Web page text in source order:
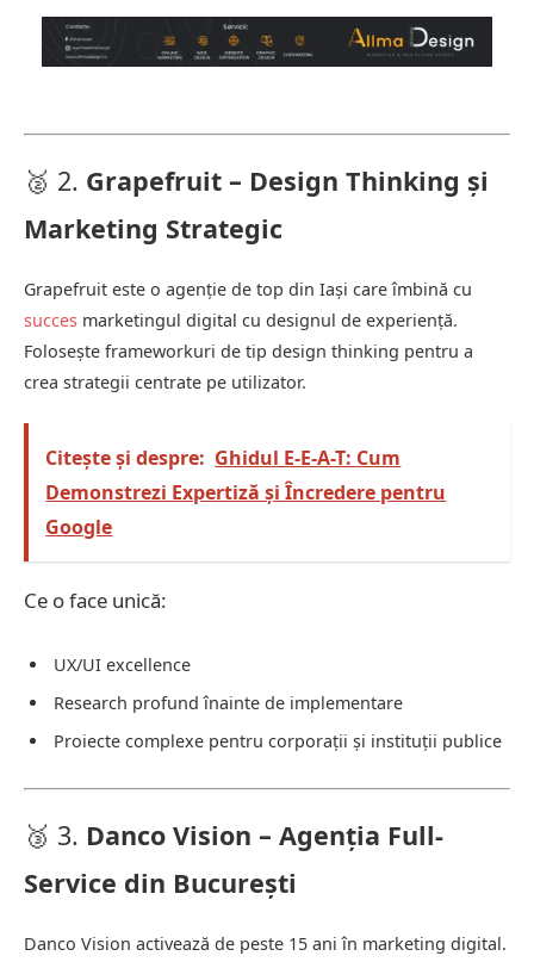
🥈 2. Grapefruit – Design Thinking și
Marketing Strategic
Grapefruit este o agenție de top din Iași care îmbină cu
succes marketingul digital cu designul de experiență.
Folosește frameworkuri de tip design thinking pentru a
crea strategii centrate pe utilizator.
Citește și despre: Ghidul E-E-A-T: Cum
Demonstrezi Expertiză și Încredere pentru
Google
Ce o face unică:
UX/UI excellence
Research profund înainte de implementare
Proiecte complexe pentru corporații și instituții publice
🥉 3. Danco Vision – Agenția Full-
Service din București
Danco Vision activează de peste 15 ani în marketing digital.